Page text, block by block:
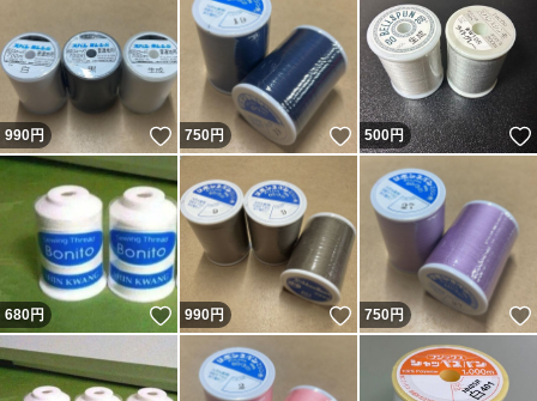
990円 いいね！
750円 いいね！
500円
680円 いいね！
990円 いいね！
750円